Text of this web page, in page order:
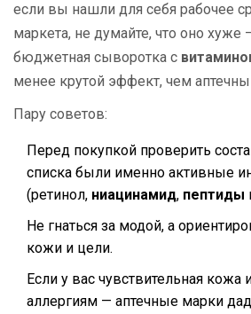
если вы нашли для себя рабочее
маркета, не думайте, что оно хуже
бюджетная сыворотка с
менее крутой эффект, чем
Пару советов:
Перед покупкой проверить
списка были именно активные
(ретинол, ниацинамид, пептиды
Не гнаться за модой, а
кожи и цели.
Если у вас чувствительная кожа
аллергиям — аптечные марки